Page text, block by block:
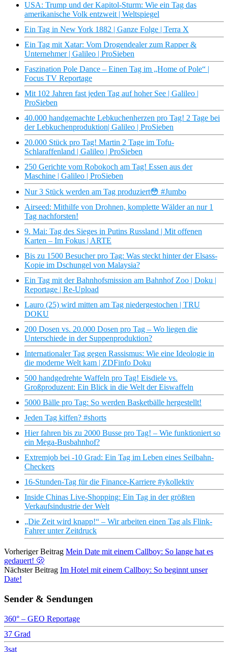
USA: Trump und der Kapitol-Sturm: Wie ein Tag das
amerikanische Volk entzweit | Weltspiegel
Ein Tag in New York 1882 | Ganze Folge | Terra X
Ein Tag mit Xatar: Vom Drogendealer zum Rapper &
Unternehmer | Galileo | ProSieben
Faszination Pole Dance – Einen Tag im „Home of Pole“ |
Focus TV Reportage
Mit 102 Jahren fast jeden Tag auf hoher See | Galileo |
ProSieben
40.000 handgemachte Lebkuchenherzen pro Tag! 2 Tage bei
der Lebkuchenproduktion| Galileo | ProSieben
20.000 Stück pro Tag! Martin 2 Tage im Tofu-
Schlaraffenland | Galileo | ProSieben
250 Gerichte vom Robokoch am Tag! Essen aus der
Maschine | Galileo | ProSieben
Nur 3 Stück werden am Tag produziert😳 #Jumbo
Airseed: Mithilfe von Drohnen, komplette Wälder an nur 1
Tag nachforsten!
9. Mai: Tag des Sieges in Putins Russland | Mit offenen
Karten – Im Fokus | ARTE
Bis zu 1500 Besucher pro Tag: Was steckt hinter der Elsass-
Kopie im Dschungel von Malaysia?
Ein Tag mit der Bahnhofsmission am Bahnhof Zoo | Doku |
Reportage | Re-Upload
Lauro (25) wird mitten am Tag niedergestochen | TRU
DOKU
200 Dosen vs. 20.000 Dosen pro Tag – Wo liegen die
Unterschiede in der Suppenproduktion?
Internationaler Tag gegen Rassismus: Wie eine Ideologie in
die moderne Welt kam | ZDFinfo Doku
500 handgedrehte Waffeln pro Tag! Eisdiele vs.
Großproduzent: Ein Blick in die Welt der Eiswaffeln
5000 Bälle pro Tag: So werden Basketbälle hergestellt!
Jeden Tag kiffen? #shorts
Hier fahren bis zu 2000 Busse pro Tag! – Wie funktioniert so
ein Mega-Busbahnhof?
Extremjob bei -10 Grad: Ein Tag im Leben eines Seilbahn-
Checkers
16-Stunden-Tag für die Finance-Karriere #ykollektiv
Inside Chinas Live-Shopping: Ein Tag in der größten
Verkaufsindustrie der Welt
„Die Zeit wird knapp!“ – Wir arbeiten einen Tag als Flink-
Fahrer unter Zeitdruck
Vorheriger Beitrag Mein Date mit einem Callboy: So lange hat es
gedauert! 🫢
Nächster Beitrag Im Hotel mit einem Callboy: So beginnt unser
Date!
Sender & Sendungen
360° – GEO Reportage
37 Grad
3sat